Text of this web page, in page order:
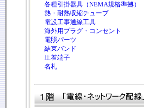
各種引掛器具（NEMA規格準拠）
熱・耐熱収縮チューブ
電設工事通線工具
海外用プラグ・コンセント
電照パーツ
結束バンド
圧着端子
名札